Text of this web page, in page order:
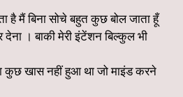
मैं बिना सोचे बहुत कुछ बोल जाता हूँ
। बाकी मेरी इंटेंशन बिल्कुल भी
कुछ खास नहीं हुआ था जो माइंड करने